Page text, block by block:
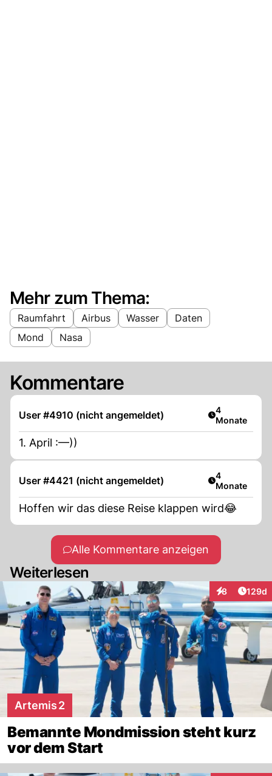
Mehr zum Thema:
Raumfahrt Airbus Wasser
Daten
Mond
Nasa
Kommentare
User #4910 (nicht angemeldet) Artikel
4
Monate
1. April :—))
User #4421 (nicht angemeldet) Artikel
4
Monate
Hoffen wir das diese Reise klappen wird😂
Alle Kommentare anzeigen
Weiterlesen
8
Interaktionen
129d
Artemis 2
Bemannte Mondmission steht kurz
vor dem Start